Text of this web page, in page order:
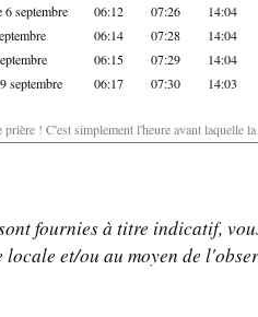
6 septembre 06:12 07:26 14:04
06:14 07:28 14:04
06:15 07:29 14:04
septembre 06:17 07:30 14:03
! C'est simplement l'heure avant laquelle
fournies à titre indicatif,
locale et/ou au moyen de